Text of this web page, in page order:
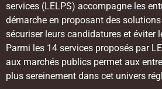
services (LELPS) accompagne les
démarche en proposant des
sécuriser leurs candidatures et éviter
Parmi les 14 services proposés par
aux marchés publics permet aux
plus sereinement dans cet univers